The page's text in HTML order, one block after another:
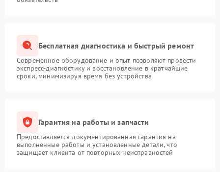
Бесплатная диагностика и быстрый ремонт
Современное оборудование и опыт позволяют провести
экспресс-диагностику и восстановление в кратчайшие
сроки, минимизируя время без устройства
Гарантия на работы и запчасти
Предоставляется документированная гарантия на
выполненные работы и установленные детали, что
защищает клиента от повторных неисправностей